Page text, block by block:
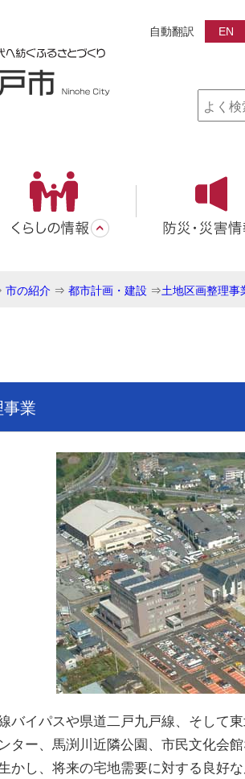
自動翻訳 EN
市の紹介 ⇒ 都市計画・建設 ⇒土地区画整理事
業
イパスや県道二戸九戸線、そして
ター、馬渕川近隣公園、市民文化会
かし、将来の宅地需要に対する良好